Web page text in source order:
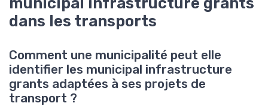
dans les transports
Comment une municipalité peut elle
identifier les municipal infrastructure
grants adaptées à ses projets de
transport ?